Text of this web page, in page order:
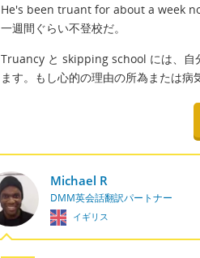
He's been truant for about a week
一週間ぐらい不登校だ。
Truancy と skipping school には、自
ます。もし心的の理由の所為または
Michael R
DMM英会話翻訳パートナー
イギリス